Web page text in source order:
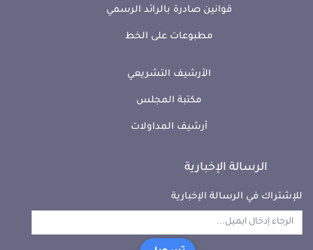
قوانين صادرة بالرائد الرسمي
مطبوعات على الخط
الأرشيف التشريعي
مكتبة المجلس
أرشيف المداولات
الرسالة الإخبارية
للإشتراك في الرسالة الإخبارية